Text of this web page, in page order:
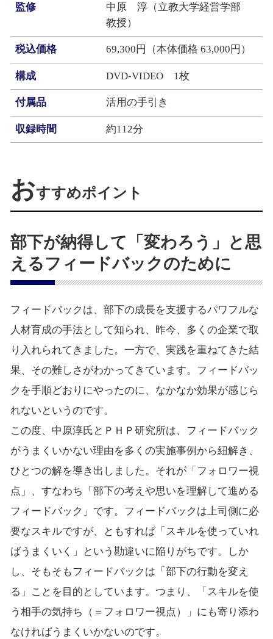
監修
中原 淳（立教大学経営学部
教授）
税込価格 69,300円（本体価格 63,000円）
構成 DVD-VIDEO 1枚
付属品 活用の手引き
収録時間 約112分
おすすめポイント
部下が納得して「変わろう」と思
えるフィードバックのために
フィードバックは、部下の成長を支援するパワフルな
人材育成の手法として知られ、昨今、多くの企業で取
り入れられてきました。一方で、実践を重ねてきた結
果、その難しさがわかってきています。フィードバッ
クを手順どおりにやったのに、なかなか効果が感じら
れないというのです。
この度、中原淳氏とＰＨＰ研究所は、フィードバック
がうまくいかない理由を多くの実施事例から紐解き、
ひとつの解を導き出しました。それが「フォロワー視
点」、すなわち「部下の考えや思いを理解して進める
フィードバック」です。フィードバックは上司側に必
要なスキルですが、ともすれば「スキルを使っていれ
ばうまくいく」という勘違いに陥りがちです。しか
し、そもそもフィードバックは「部下の行動を変え
る」ことを目的としています。つまり、「スキルを使
う相手の気持ち（＝フォロワー視点）」にも寄り添わ
なければうまくいかないのです。